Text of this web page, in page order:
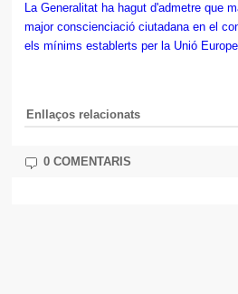
La Generalitat ha hagut d'admetre que
major conscienciació ciutadana en el
els mínims establerts per la Unió
Enllaços relacionats
0 COMENTARIS